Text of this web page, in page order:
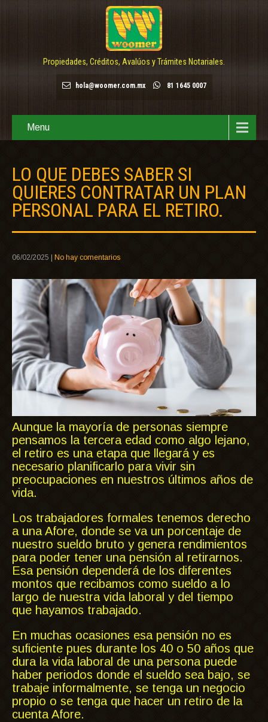
Propiedades, Créditos, Avalúos y Trámites Notariales.
hola@woomer.com.mx 81 1645 0007
Menu
LO QUE DEBES SABER SI
QUIERES CONTRATAR UN PLAN
PERSONAL PARA EL RETIRO.
06/02/2025 No hay comentarios
Aunque la mayoría de personas siempre
pensamos la tercera edad como algo lejano,
el retiro es una etapa que llegará y es
necesario planificarlo para vivir sin
preocupaciones en nuestros últimos años de
vida.
Los trabajadores formales tenemos derecho
a una Afore, donde se va un porcentaje de
nuestro sueldo bruto y genera rendimientos
para poder tener una pensión al retirarnos.
Esa pensión dependerá de los diferentes
montos que recibamos como sueldo a lo
largo de nuestra vida laboral y del tiempo
que hayamos trabajado.
En muchas ocasiones esa pensión no es
suficiente pues durante los 40 o 50 años que
dura la vida laboral de una persona puede
haber periodos donde el sueldo sea bajo, se
trabaje informalmente, se tenga un negocio
propio o se tenga que hacer un retiro de la
cuenta Afore.